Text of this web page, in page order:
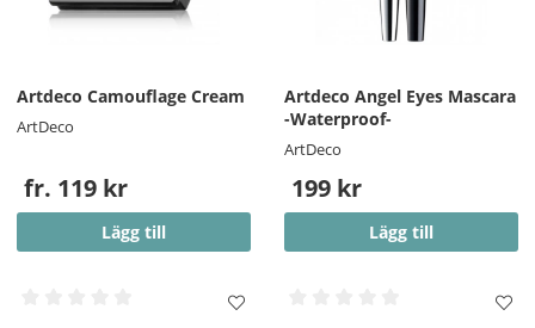
Artdeco Camouflage Cream
ArtDeco
fr. 119 kr
Lägg till
Artdeco Angel Eyes Mascara
-Waterproof-
ArtDeco
199 kr
Lägg till